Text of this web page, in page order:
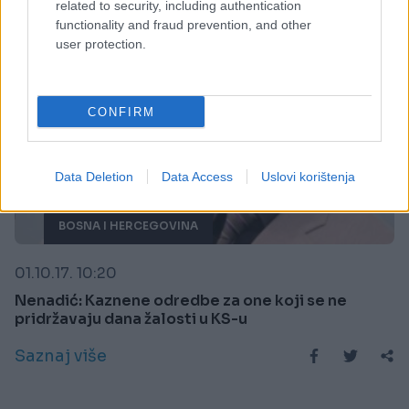
related to security, including authentication
functionality and fraud prevention, and other
user protection.
CONFIRM
Data Deletion Data Access Uslovi korištenja
BOSNA I HERCEGOVINA
01.10.17. 10:20
Nenadić: Kaznene odredbe za one koji se ne
pridržavaju dana žalosti u KS-u
Saznaj više